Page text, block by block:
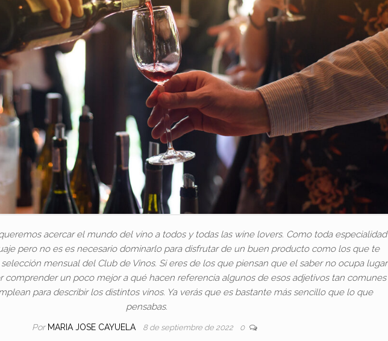
acercar el mundo del vino a todos y todas las wine lovers. Como toda especialidad
pero no es es necesario dominarlo para disfrutar de un buen producto como los que te
mensual del Club de Vinos. Si eres de los que piensan que el saber no ocupa lugar
comprender un poco mejor a qué hacen referencia algunos de esos adjetivos tan comunes
para describir los distintos vinos. Ya verás que es bastante más sencillo que lo que
pensabas.
Por MARIA JOSE CAYUELA 8 de septiembre de 2022 0